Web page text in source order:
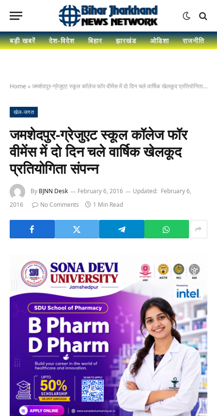
बड़ी खबरें देश-विदेश बिहार झारखंड ओडिशा राजनीति
Home »जमशेदपुर-ग्रेजुएट स्कूल कॉलेज फॉर वीमेंस में दो दिन चले वार्षिक खेलकूद प्रतियोगिता संपन्न
खेल-जगत
जमशेदपुर-ग्रेजुएट स्कूल कॉलेज फॉर
वीमेंस में दो दिन चले वार्षिक खेलकूद
प्रतियोगिता संपन्न
By BJNN Desk February 6, 2016 Updated: February 6,
2016
No Comments 1 Min Read